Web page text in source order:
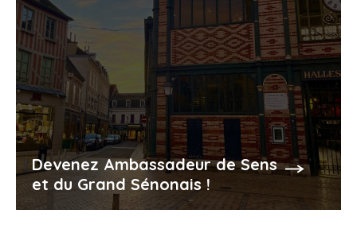
Devenez Ambassadeur de Sens
et du Grand Sénonais !